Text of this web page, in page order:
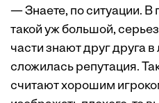
— Знаете, по ситуации. В
такой уж большой,
части знают друг друга
сложилась репутация.
считают хорошим